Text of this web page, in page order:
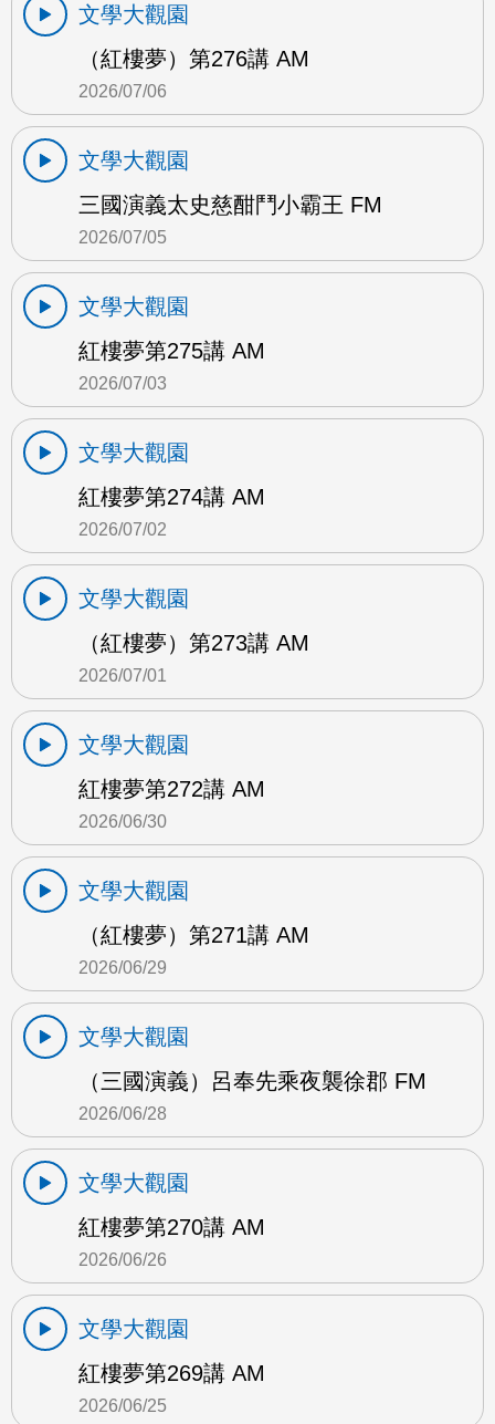
文學大觀園
（紅樓夢）第276講 AM
2026/07/06
文學大觀園
三國演義太史慈酣鬥小霸王 FM
2026/07/05
文學大觀園
紅樓夢第275講 AM
2026/07/03
文學大觀園
紅樓夢第274講 AM
2026/07/02
文學大觀園
（紅樓夢）第273講 AM
2026/07/01
文學大觀園
紅樓夢第272講 AM
2026/06/30
文學大觀園
（紅樓夢）第271講 AM
2026/06/29
文學大觀園
（三國演義）呂奉先乘夜襲徐郡 FM
2026/06/28
文學大觀園
紅樓夢第270講 AM
2026/06/26
文學大觀園
紅樓夢第269講 AM
2026/06/25